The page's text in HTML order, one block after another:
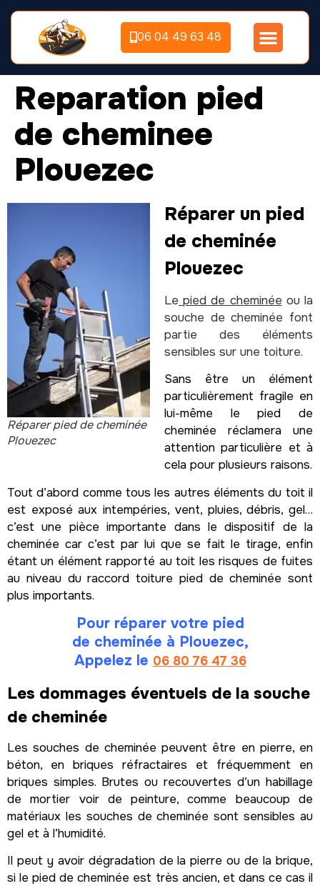
06 04 49 63 48
Reparation pied
de cheminee
Plouezec
Réparer pied de cheminée
Plouezec
Réparer un pied
de cheminée
Plouezec
Le pied de cheminée ou la
souche de cheminée font
partie des éléments
sensibles sur une toiture.
Sans être un élément
particulièrement fragile en
lui-même le pied de
cheminée réclamera une
attention particulière et à
cela pour plusieurs raisons.
Tout d’abord comme tous les autres éléments du toit il
est exposé aux intempéries, vent, pluies, débris, gel…
c’est une pièce importante dans le dispositif de la
cheminée car c’est par lui que se fait le tirage, enfin
étant un élément rapporté au toit les risques de fuites
au niveau du raccord toiture pied de cheminée sont
plus importants.
Pour réparer votre pied
de cheminée à Plouezec,
Appelez le 06 80 76 47 36
Les dommages éventuels de la souche
de cheminée
Les souches de cheminée peuvent être en pierre, en
béton, en briques réfractaires et fréquemment en
briques simples. Brutes ou recouvertes d’un habillage
de mortier voir de peinture, comme beaucoup de
matériaux les souches de cheminée sont sensibles au
gel et à l’humidité.
Il peut y avoir dégradation de la pierre ou de la brique,
si le pied de cheminée est très ancien, et dans ce cas il